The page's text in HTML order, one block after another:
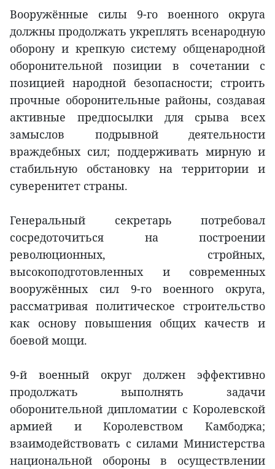
Вооружённые силы 9-го военного округа
должны продолжать укреплять всенародную
оборону и крепкую систему общенародной
оборонительной позиции в сочетании с
позицией народной безопасности; строить
прочные оборонительные районы, создавая
активные предпосылки для срыва всех
замыслов подрывной деятельности
враждебных сил; поддерживать мирную и
стабильную обстановку на территории и
суверенитет страны.
Генеральный секретарь потребовал
сосредоточиться на построении
революционных, стройных,
высокоподготовленных и современных
вооружённых сил 9-го военного округа,
рассматривая политическое строительство
как основу повышения общих качеств и
боевой мощи.
9-й военный округ должен эффективно
продолжать выполнять задачи
оборонительной дипломатии с Королевской
армией и Королевством Камбоджа;
взаимодействовать с силами Министерства
национальной обороны в осуществлении